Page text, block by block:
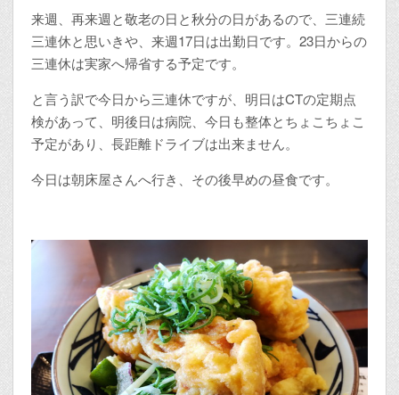
来週、再来週と敬老の日と秋分の日があるので、三連続
三連休と思いきや、来週17日は出勤日です。23日からの
三連休は実家へ帰省する予定です。
と言う訳で今日から三連休ですが、明日はCTの定期点
検があって、明後日は病院、今日も整体とちょこちょこ
予定があり、長距離ドライブは出来ません。
今日は朝床屋さんへ行き、その後早めの昼食です。